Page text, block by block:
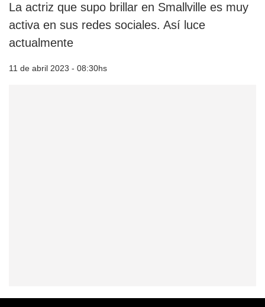
La actriz que supo brillar en Smallville es muy
activa en sus redes sociales. Así luce
actualmente
11 de abril 2023 - 08:30hs